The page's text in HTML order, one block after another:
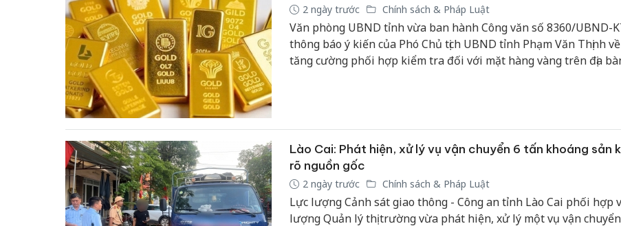
2 ngày trước Chính sách & Pháp Luật
Văn phòng UBND tỉnh vừa ban hành Công văn số 8360/UBND-
thông báo ý kiến của Phó Chủ tịch UBND tỉnh Phạm Văn Thịnh
tăng cường phối hợp kiểm tra đối với mặt hàng vàng trên địa
Lào Cai: Phát hiện, xử lý vụ vận chuyển 6 tấn khoáng sản
rõ nguồn gốc
2 ngày trước Chính sách & Pháp Luật
Lực lượng Cảnh sát giao thông - Công an tỉnh Lào Cai phối hợp
lượng Quản lý thị trường vừa phát hiện, xử lý một vụ vận chuyển